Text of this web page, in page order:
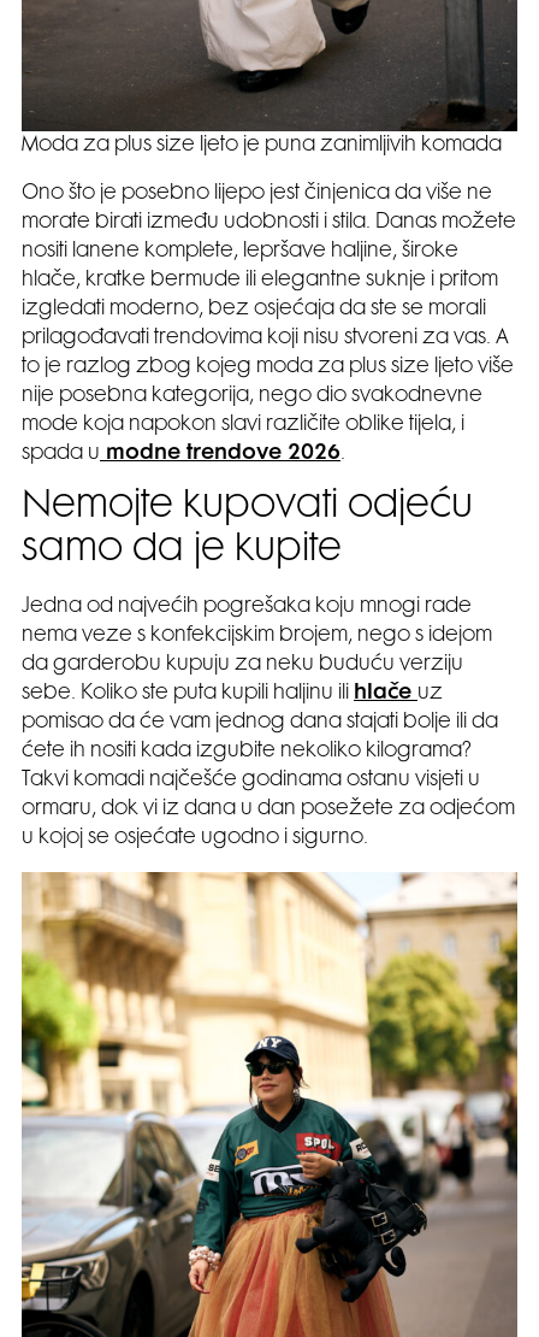
Moda za plus size ljeto je puna zanimljivih komada
Ono što je posebno lijepo jest činjenica da više ne
morate birati između udobnosti i stila. Danas možete
nositi lanene komplete, lepršave haljine, široke
hlače, kratke bermude ili elegantne suknje i pritom
izgledati moderno, bez osjećaja da ste se morali
prilagođavati trendovima koji nisu stvoreni za vas. A
to je razlog zbog kojeg moda za plus size ljeto više
nije posebna kategorija, nego dio svakodnevne
mode koja napokon slavi različite oblike tijela, i
spada u modne trendove 2026.
Nemojte kupovati odjeću
samo da je kupite
Jedna od najvećih pogrešaka koju mnogi rade
nema veze s konfekcijskim brojem, nego s idejom
da garderobu kupuju za neku buduću verziju
sebe. Koliko ste puta kupili haljinu ili
hlače uz
pomisao da će vam jednog dana stajati bolje ili da
ćete ih nositi kada izgubite nekoliko kilograma?
Takvi komadi najčešće godinama ostanu visjeti u
ormaru, dok vi iz dana u dan posežete za odjećom
u kojoj se osjećate ugodno i sigurno.